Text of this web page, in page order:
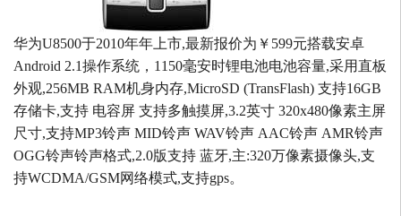
华为U8500于2010年年上市,最新报价为￥599元搭载安卓
Android 2.1操作系统，1150毫安时锂电池电池容量,采用直板
外观,256MB RAM机身内存,MicroSD (TransFlash) 支持16GB
存储卡,支持 电容屏 支持多触摸屏,3.2英寸 320x480像素主屏
尺寸,支持MP3铃声 MID铃声 WAV铃声 AAC铃声 AMR铃声
OGG铃声铃声格式,2.0版支持 蓝牙,主:320万像素摄像头,支
持WCDMA/GSM网络模式,支持gps。